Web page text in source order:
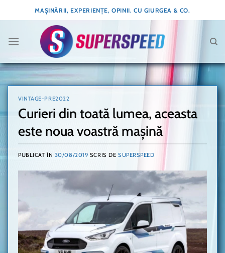
to
MAȘINĂRII, EXPERIENȚE, OPINII. CU GIURGEA & CO.
VINTAGE-PRE2022
Curieri din toată lumea, aceasta
este noua voastră mașină
PUBLICAT ÎN 30/08/2019 SCRIS DE SUPERSPEED